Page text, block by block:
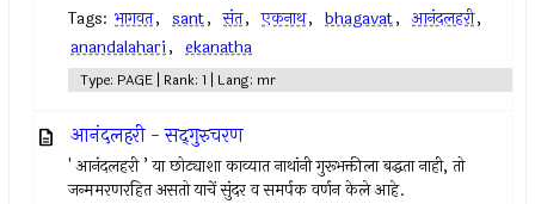
Tags: भागवत, sant, संत, एकनाथ, bhagavat, आनंदलहरी,
anandalahari, ekanatha
Type: PAGE | Rank: 1 | Lang: mr
आनंदलहरी - सद्‍गुरुचरण
' आनंदलहरी ’ या छोट्याशा काव्यात नाथांनी गुरूभक्तीला बद्धता नाही, तो
जन्ममरणरहित असतो याचें सुंदर व समर्पक वर्णन केले आहे.